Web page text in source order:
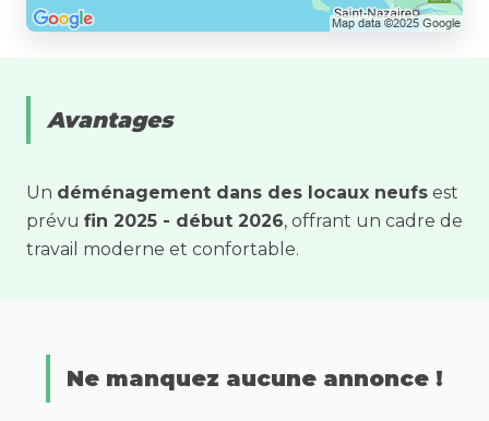
Avantages
Un déménagement dans des locaux neufs est
prévu fin 2025 - début 2026, offrant un cadre de
travail moderne et confortable.
Ne manquez aucune annonce !